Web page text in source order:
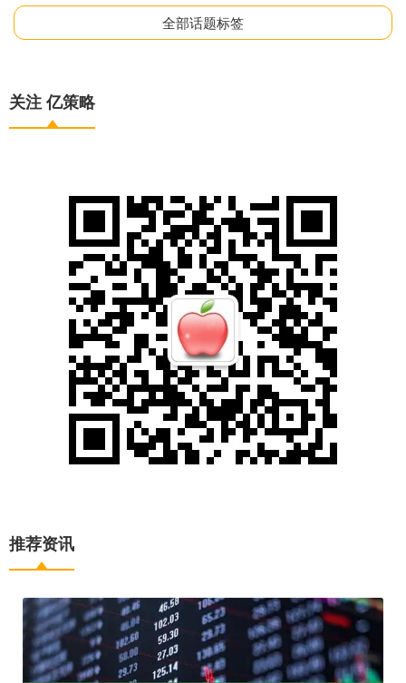
全部话题标签
关注 亿策略
推荐资讯